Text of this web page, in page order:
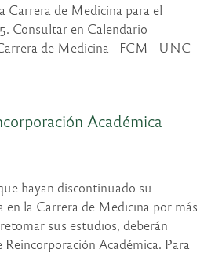
Carrera de Medicina para el
Consultar en Calendario
de Medicina - FCM - UNC
Académica
hayan discontinuado su
en la Carrera de Medicina por más
sus estudios, deberán
Académica. Para